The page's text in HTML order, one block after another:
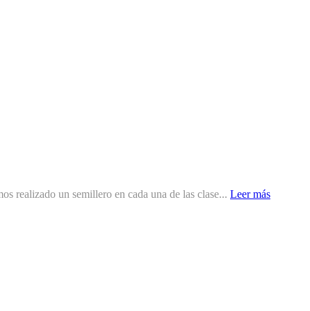
realizado un semillero en cada una de las clase... Leer más